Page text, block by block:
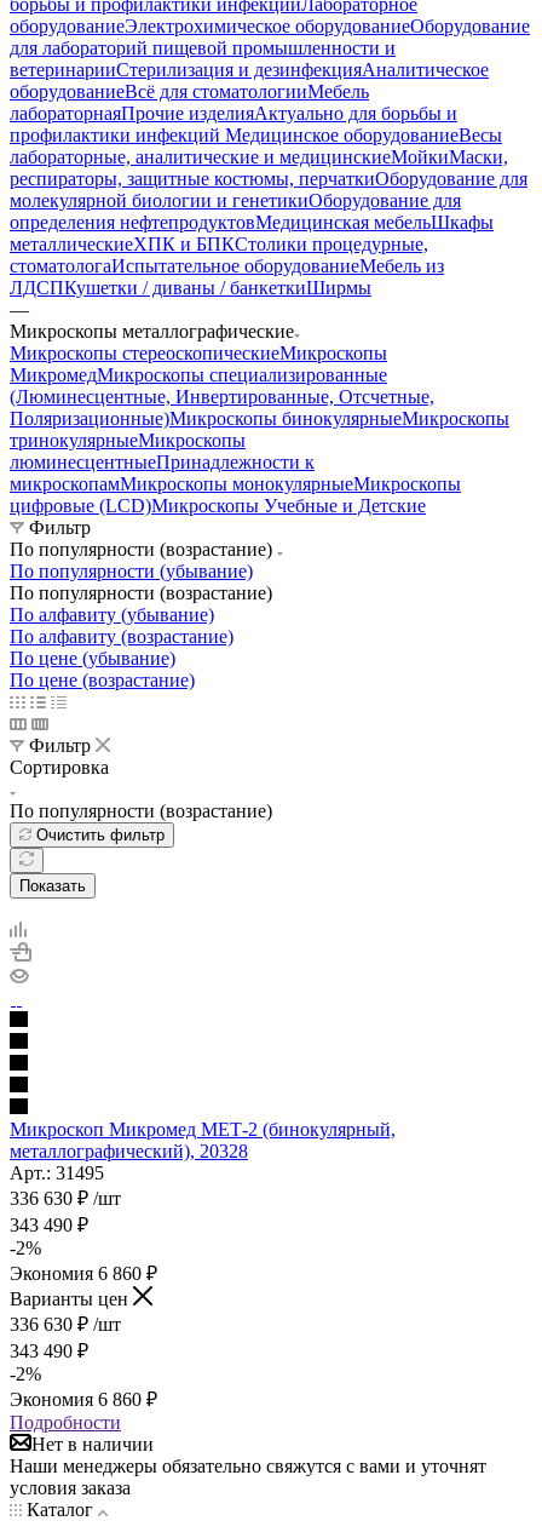
оборудованиеЭлектрохимическое оборудованиеОборудование
для лабораторий пищевой промышленности и
ветеринарииСтерилизация и дезинфекцияАналитическое
оборудованиеВсё для стоматологииМебель
лабораторнаяПрочие изделияАктуально для борьбы и
профилактики инфекций Медицинское оборудованиеВесы
лабораторные, аналитические и медицинскиеМойкиМаски,
респираторы, защитные костюмы, перчаткиОборудование для
молекулярной биологии и генетикиОборудование для
определения нефтепродуктовМедицинская мебельШкафы
металлическиеХПК и БПКСтолики процедурные,
стоматологаИспытательное оборудованиеМебель из
ЛДСПКушетки / диваны / банкеткиШирмы
—
Микроскопы металлографические
Микроскопы стереоскопическиеМикроскопы
МикромедМикроскопы специализированные
(Люминесцентные, Инвертированные, Отсчетные,
Поляризационные)Микроскопы бинокулярныеМикроскопы
тринокулярныеМикроскопы
люминесцентныеПринадлежности к
микроскопамМикроскопы монокулярныеМикроскопы
цифровые (LCD)Микроскопы Учебные и Детские
Фильтр
По популярности (возрастание)
По популярности (убывание)
По популярности (возрастание)
По алфавиту (убывание)
По алфавиту (возрастание)
По цене (убывание)
По цене (возрастание)
Фильтр
Сортировка
По популярности (возрастание)
Очистить фильтр
Показать
Микроскоп Микромед МЕТ-2 (бинокулярный,
металлографический), 20328
Арт.: 31495
336 630 ₽ /шт
343 490 ₽
-2%
Экономия 6 860 ₽
Варианты цен
336 630 ₽ /шт
343 490 ₽
-2%
Экономия 6 860 ₽
Подробности
Нет в наличии
Наши менеджеры обязательно свяжутся с вами и уточнят
условия заказа
Каталог